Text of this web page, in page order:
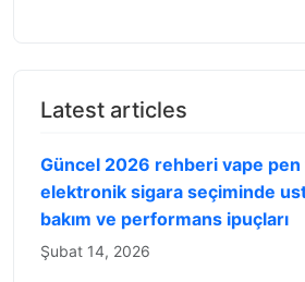
Latest articles
Güncel 2026 rehberi vape pen
elektronik sigara seçiminde
bakım ve performans ipuçları
Şubat 14, 2026